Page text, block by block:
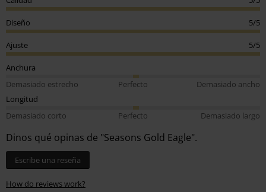
Diseño 5/5
Ajuste 5/5
Anchura
Demasiado estrecho
Perfecto
Demasiado ancho
Longitud
Demasiado corto
Perfecto Demasiado largo
Dinos qué opinas de "Seasons Gold Eagle".
Escribe una reseña
How do reviews work?